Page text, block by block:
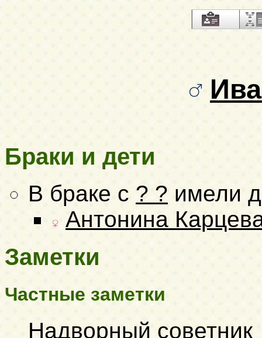
Браки и дети
В браке с ? ? имели
Антонина
Заметки
Частные заметки
Надворный советник